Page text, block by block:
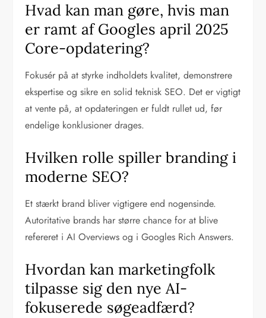
Hvad kan man gøre, hvis man
er ramt af Googles april 2025
Core-opdatering?
Fokusér på at styrke indholdets kvalitet, demonstrere
ekspertise og sikre en solid teknisk SEO. Det er vigtigt
at vente på, at opdateringen er fuldt rullet ud, før
endelige konklusioner drages.
Hvilken rolle spiller branding i
moderne SEO?
Et stærkt brand bliver vigtigere end nogensinde.
Autoritative brands har større chance for at blive
refereret i AI Overviews og i Googles Rich Answers.
Hvordan kan marketingfolk
tilpasse sig den nye AI-
fokuserede søgeadfærd?